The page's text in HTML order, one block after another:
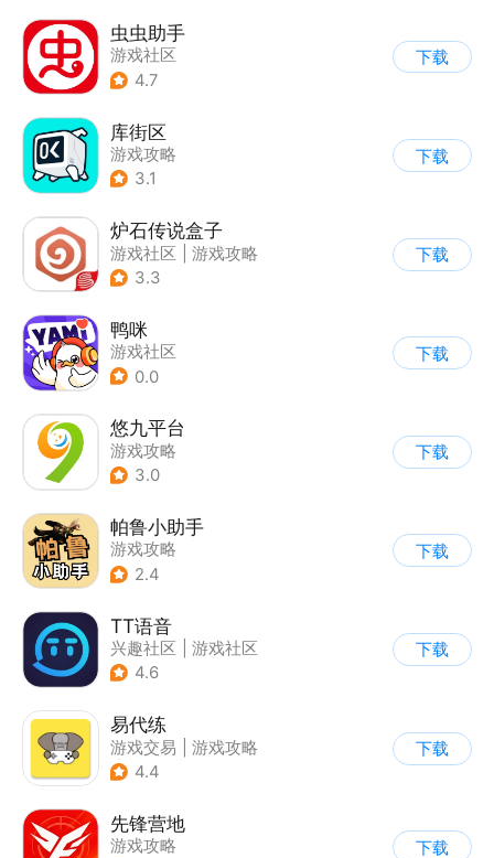
虫虫助手
游戏社区
4.7
下载
库街区
游戏攻略
3.1
下载
炉石传说盒子
游戏社区
游戏攻略
3.3
下载
鸭咪
游戏社区
0.0
下载
悠九平台
游戏攻略
3.0
下载
帕鲁小助手
游戏攻略
2.4
下载
TT语音
兴趣社区
游戏社区
4.6
下载
易代练
游戏交易
游戏攻略
| 游戏社区
4.4
下载
先锋营地
游戏攻略
下载